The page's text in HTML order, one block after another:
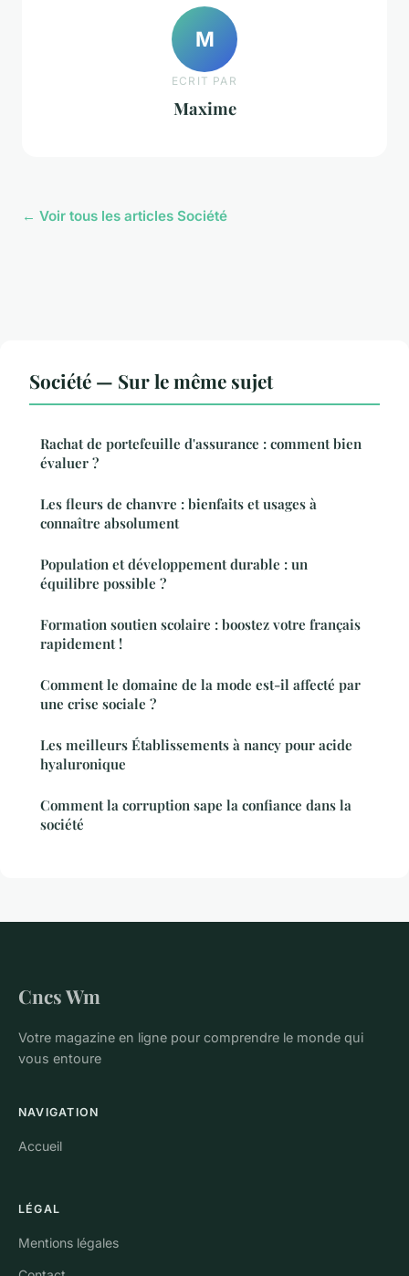
M
ECRIT PAR
Maxime
← Voir tous les articles Société
Société — Sur le même sujet
Rachat de portefeuille d'assurance : comment bien
évaluer ?
Les fleurs de chanvre : bienfaits et usages à
connaître absolument
Population et développement durable : un
équilibre possible ?
Formation soutien scolaire : boostez votre français
rapidement !
Comment le domaine de la mode est-il affecté par
une crise sociale ?
Les meilleurs Établissements à nancy pour acide
hyaluronique
Comment la corruption sape la confiance dans la
société
Cncs Wm
Votre magazine en ligne pour comprendre le monde qui
vous entoure
NAVIGATION
Accueil
LÉGAL
Mentions légales